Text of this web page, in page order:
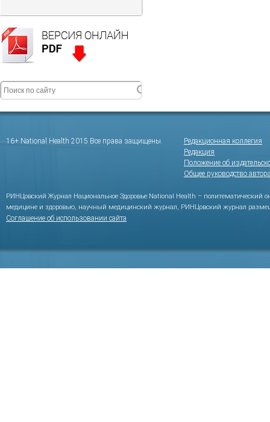
16+ National Health 2015 Все права защищены.
Редакционная коллегия
Редакция
Положение об
Общее руководство
РИНЦовский Журнал Национальное Здоровье National Health –
медицине и здоровью, научный медицинский журнал, РИНЦовский журнал
Соглашение об использовании сайта